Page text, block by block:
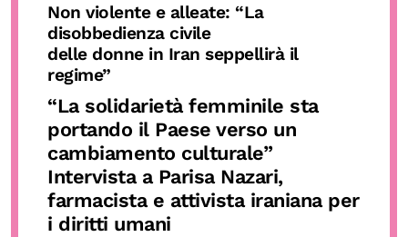
Non violente e alleate: “La
disobbedienza civile
delle donne in Iran seppellirà il
regime”
“La solidarietà femminile sta
portando il Paese verso un
cambiamento culturale”
Intervista a Parisa Nazari,
farmacista e attivista iraniana per
i diritti umani